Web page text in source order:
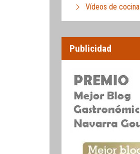
Vídeos de cocina
Publicidad